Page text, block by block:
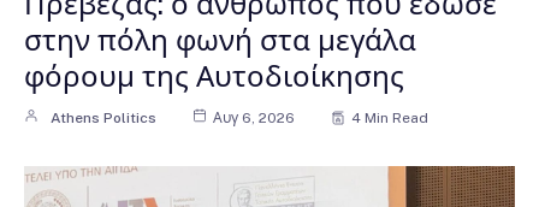
στην πόλη φωνή στα μεγάλα
φόρουμ της Αυτοδιοίκησης
Athens Politics Αυγ 6, 2026 4 Min Read